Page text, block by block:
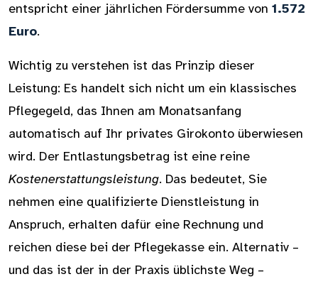
entspricht einer jährlichen Fördersumme von 1.572
Euro.
Wichtig zu verstehen ist das Prinzip dieser
Leistung: Es handelt sich nicht um ein klassisches
Pflegegeld, das Ihnen am Monatsanfang
automatisch auf Ihr privates Girokonto überwiesen
wird. Der Entlastungsbetrag ist eine reine
Kostenerstattungsleistung. Das bedeutet, Sie
nehmen eine qualifizierte Dienstleistung in
Anspruch, erhalten dafür eine Rechnung und
reichen diese bei der Pflegekasse ein. Alternativ –
und das ist der in der Praxis üblichste Weg –